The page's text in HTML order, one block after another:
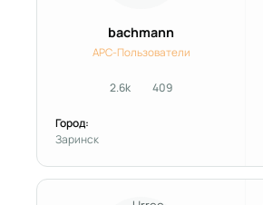
bachmann
APC-Пользователи
2.6kсообщения
409Репутация
Город:
Заринск